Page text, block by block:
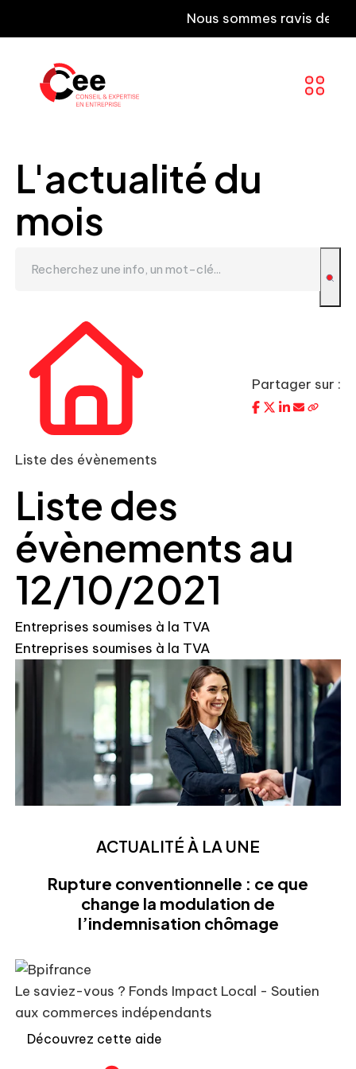
Nous sommes ravis de
L'actualité du
mois
Liste des évènements
Partager sur :
Liste des
évènements au
12/10/2021
Entreprises soumises à la TVA
Entreprises soumises à la TVA
ACTUALITÉ À LA UNE
Rupture conventionnelle : ce que
change la modulation de
l’indemnisation chômage
Le saviez-vous ? Fonds Impact Local - Soutien
aux commerces indépendants
Découvrez cette aide